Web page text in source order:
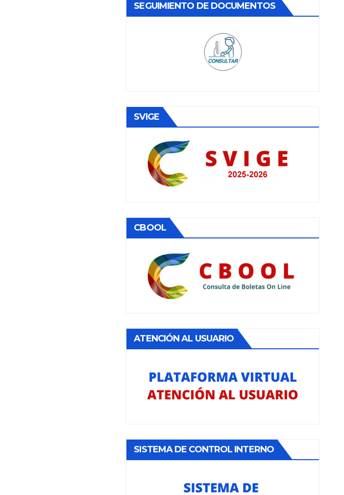
SEGUIMIENTO DE DOCUMENTOS
SVIGE
CBOOL
ATENCIÓN AL USUARIO
SISTEMA DE CONTROL INTERNO